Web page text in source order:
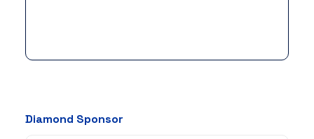
Diamond Sponsor